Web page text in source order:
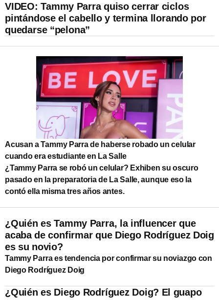
VIDEO: Tammy Parra quiso cerrar ciclos
pintándose el cabello y termina llorando por
quedarse “pelona”
Acusan a Tammy Parra de haberse robado un celular
cuando era estudiante en La Salle
¿Tammy Parra se robó un celular? Exhiben su oscuro
pasado en la preparatoria de La Salle, aunque eso la
contó ella misma tres años antes.
¿Quién es Tammy Parra, la influencer que
acaba de confirmar que Diego Rodríguez Doig
es su novio?
Tammy Parra es tendencia por confirmar su noviazgo con
Diego Rodríguez Doig
¿Quién es Diego Rodríguez Doig? El guapo